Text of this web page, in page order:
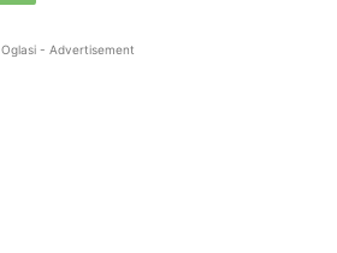
Oglasi - Advertisement